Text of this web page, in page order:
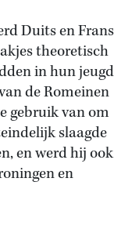
Duits en Frans
theoretisch
in hun jeugd
de Romeinen
gebruik van om
slaagde
en werd hij ook
en